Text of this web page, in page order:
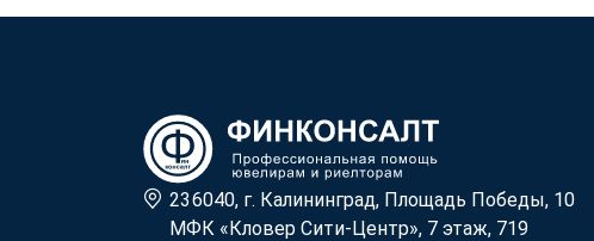
236040, г. Калининград, Площадь Победы, 10
МФК «Кловер Сити-Центр», 7 этаж, 719